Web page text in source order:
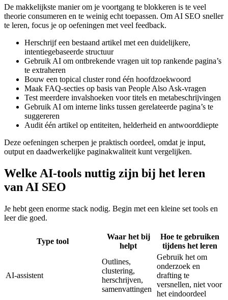
De makkelijkste manier om je voortgang te blokkeren is te veel
theorie consumeren en te weinig echt toepassen. Om AI SEO sneller
te leren, focus je op oefeningen met veel feedback.
Herschrijf een bestaand artikel met een duidelijkere,
intentiegebaseerde structuur
Gebruik AI om ontbrekende vragen uit top rankende pagina’s
te extraheren
Bouw een topical cluster rond één hoofdzoekwoord
Maak FAQ-secties op basis van People Also Ask-vragen
Test meerdere invalshoeken voor titels en metabeschrijvingen
Gebruik AI om interne links tussen gerelateerde pagina’s te
suggereren
Audit één artikel op entiteiten, helderheid en antwoorddiepte
Deze oefeningen scherpen je praktisch oordeel, omdat je input,
output en daadwerkelijke paginakwaliteit kunt vergelijken.
Welke AI-tools nuttig zijn bij het leren
van AI SEO
Je hebt geen enorme stack nodig. Begin met een kleine set tools en
leer die goed.
Type tool
Waar het bij
helpt
Hoe te gebruiken
tijdens het leren
AI-assistent
Outlines,
clustering,
herschrijven,
samenvattingen
Gebruik het om
onderzoek en
drafting te
versnellen, niet voor
het eindoordeel